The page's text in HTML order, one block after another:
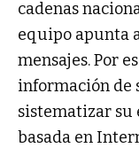
cadenas
equipo apunta
mensajes. Por
información de
sistematizar su
basada en